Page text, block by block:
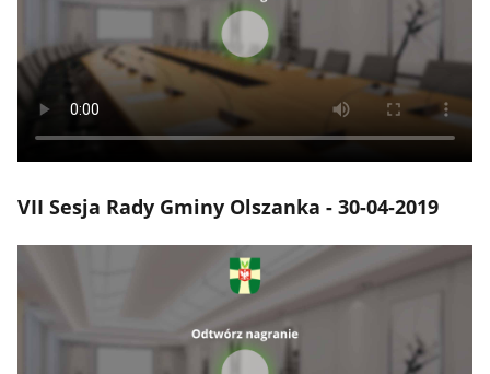
VII Sesja Rady Gminy Olszanka - 30-04-2019